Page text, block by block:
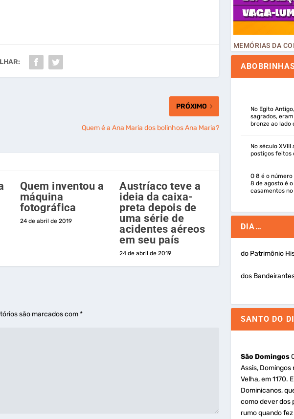
PRÓXIMO
Quem é a Ana Maria dos bolinhos Ana Maria?
Quem inventou a
máquina
fotográfica
24 de abril de 2019
Austríaco teve a
ideia da caixa-
preta depois de
uma série de
acidentes aéreos
em seu país
24 de abril de 2019
são marcados com*
No Egito
sagrados,
bronze ao lado
No século
postiços feitos
O 8 é o
8 de agosto é
casamentos no
DIA…
do Patrimônio
dos
SANTO DO
São Domingos
Assis, Domingos
Velha, em 1170.
Dominicanos,
como dever dos
rumo quando